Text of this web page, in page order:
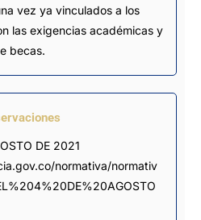
vez ya vinculados a los
las exigencias académicas y
becas.
DE 2021
normativa/normativ